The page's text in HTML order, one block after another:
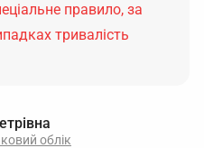
правило, за
тривалість
облік